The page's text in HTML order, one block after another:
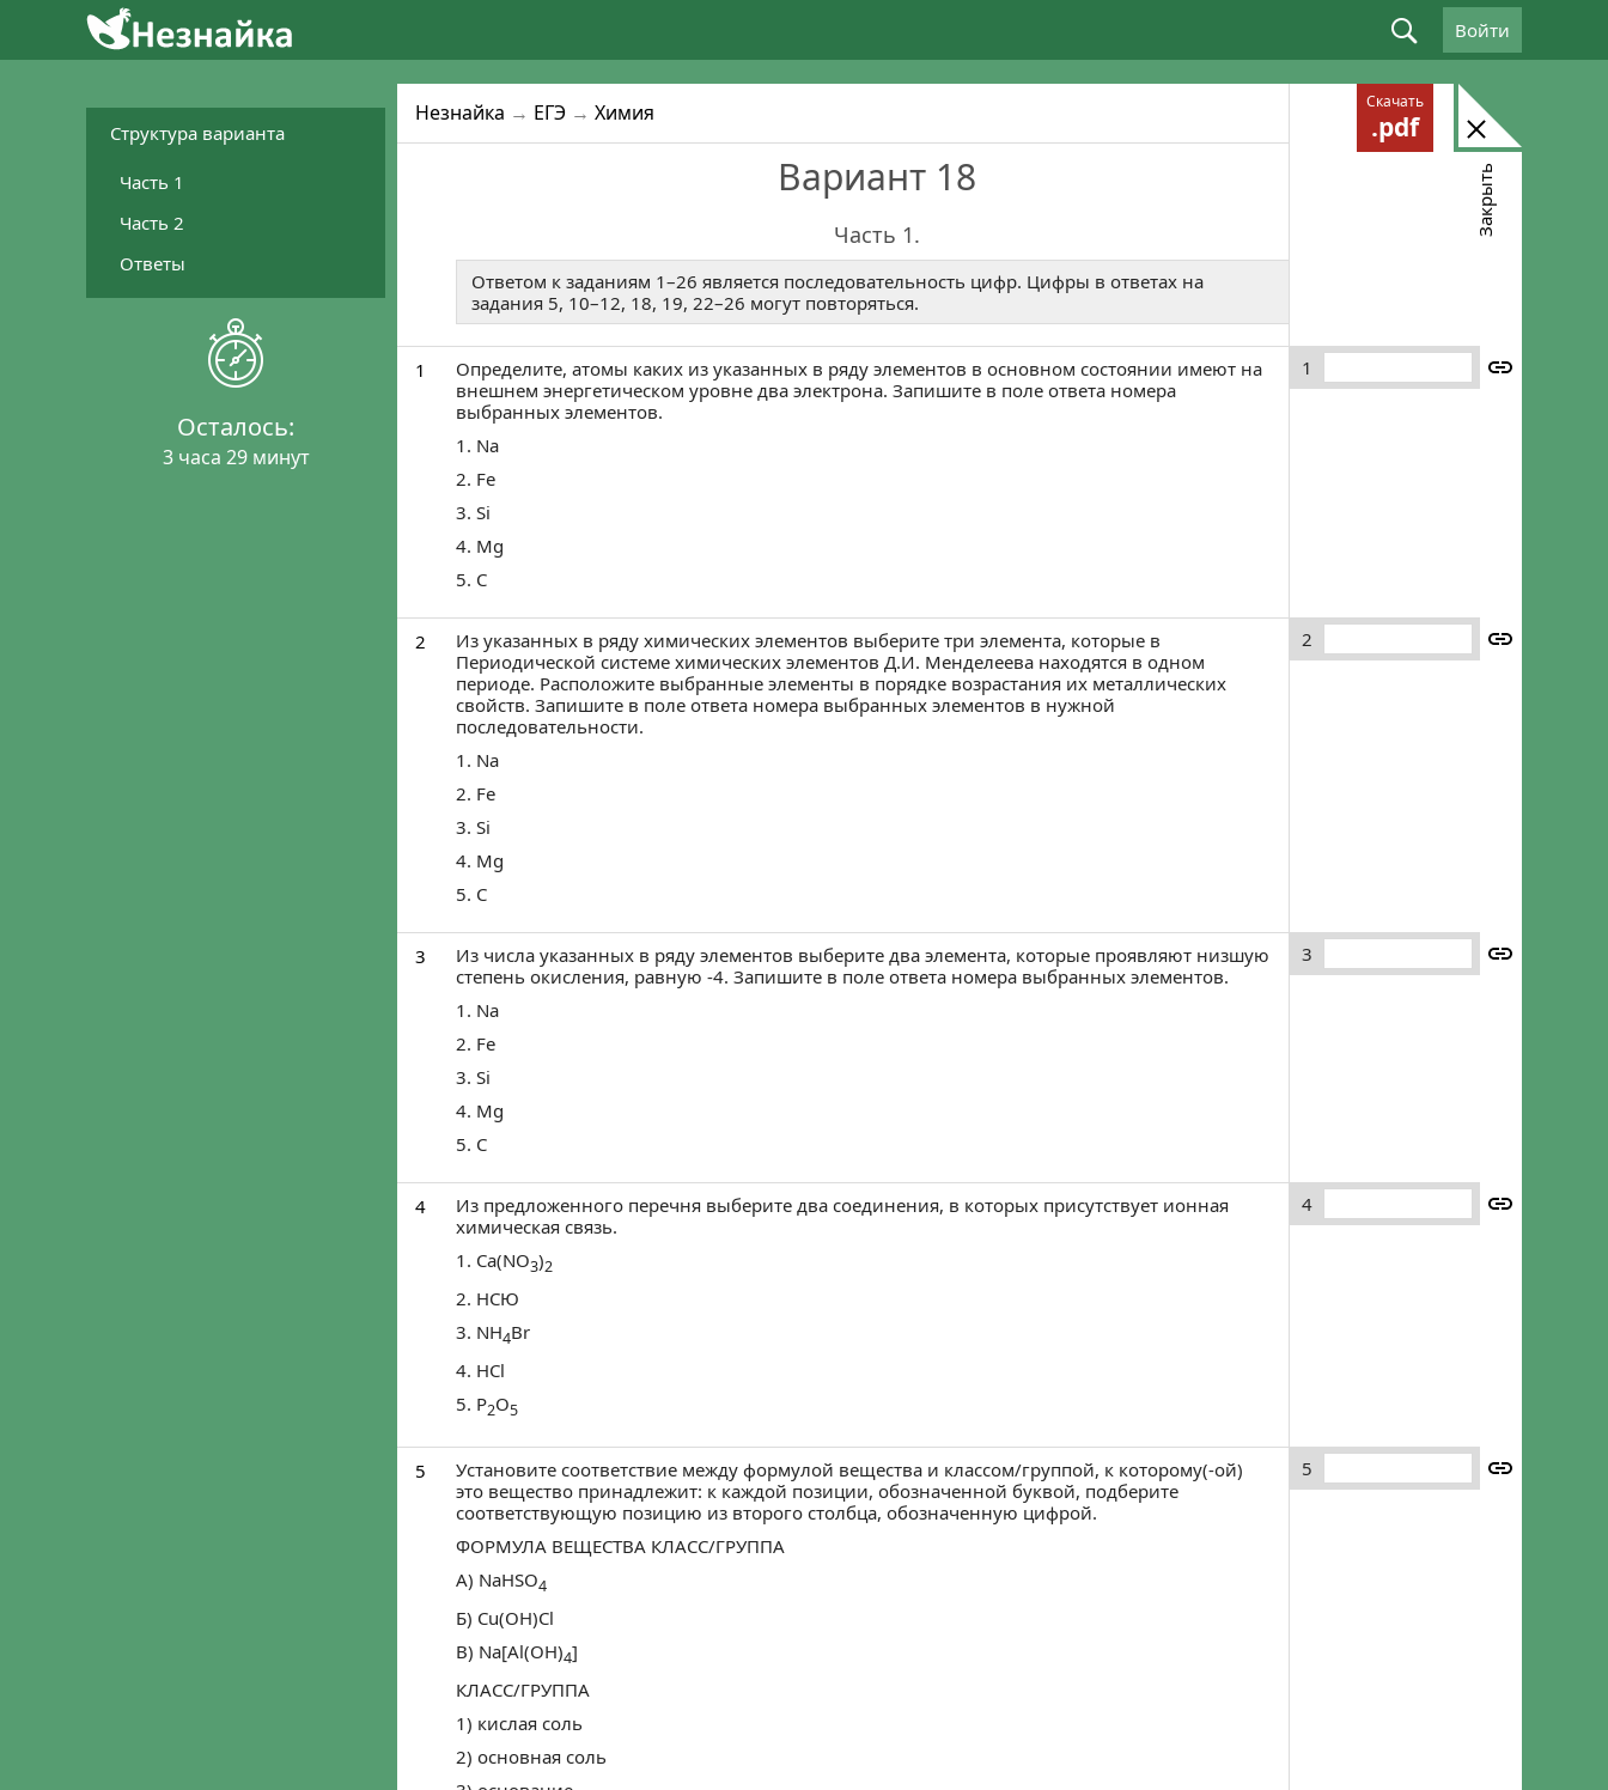
Войти
4 1 4 5 1 2
Уже готовятся к ЕГЭ, ОГЭ и ВПР.
Присоединяйся!
Войти через ВКонтакте
Войти через Одноклассники
Мы ничего не публикуем от вашего имени
Войдите, используя email:
Забыли пароль?
Регистрация